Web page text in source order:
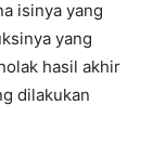
isinya yang
yang
hasil akhir
dilakukan